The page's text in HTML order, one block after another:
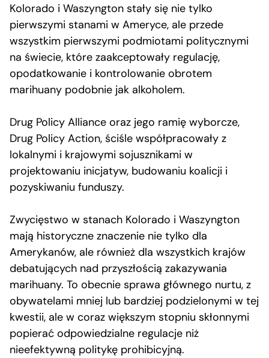
Kolorado i Waszyngton stały się nie tylko
pierwszymi stanami w Ameryce, ale przede
wszystkim pierwszymi podmiotami politycznymi
na świecie, które zaakceptowały regulację,
opodatkowanie i kontrolowanie obrotem
marihuany podobnie jak alkoholem.
Drug Policy Alliance oraz jego ramię wyborcze,
Drug Policy Action, ściśle współpracowały z
lokalnymi i krajowymi sojusznikami w
projektowaniu inicjatyw, budowaniu koalicji i
pozyskiwaniu funduszy.
Zwycięstwo w stanach Kolorado i Waszyngton
mają historyczne znaczenie nie tylko dla
Amerykanów, ale również dla wszystkich krajów
debatujących nad przyszłością zakazywania
marihuany. To obecnie sprawa głównego nurtu, z
obywatelami mniej lub bardziej podzielonymi w tej
kwestii, ale w coraz większym stopniu skłonnymi
popierać odpowiedzialne regulacje niż
nieefektywną politykę prohibicyjną.